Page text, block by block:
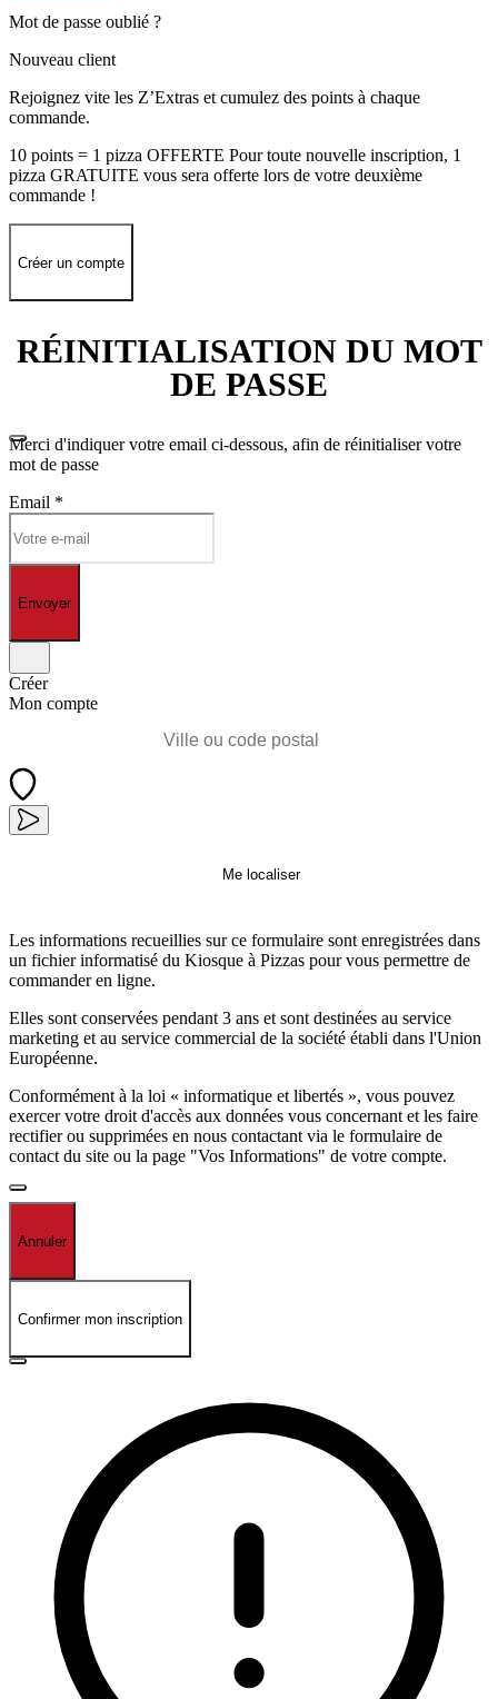
Mot de passe oublié ?
Nouveau client
Rejoignez vite les Z’Extras et cumulez des points à chaque
commande.
10 points = 1 pizza OFFERTE Pour toute nouvelle inscription, 1
pizza GRATUITE vous sera offerte lors de votre deuxième
commande !
Créer un compte
RÉINITIALISATION DU MOT
DE PASSE
Merci d'indiquer votre email ci-dessous, afin de réinitialiser votre
mot de passe
Email *
Envoyer
Créer
Mon compte
Me localiser
Les informations recueillies sur ce formulaire sont enregistrées dans
un fichier informatisé du Kiosque à Pizzas pour vous permettre de
commander en ligne.
Elles sont conservées pendant 3 ans et sont destinées au service
marketing et au service commercial de la société établi dans l'Union
Européenne.
Conformément à la loi « informatique et libertés », vous pouvez
exercer votre droit d'accès aux données vous concernant et les faire
rectifier ou supprimées en nous contactant via le formulaire de
contact du site ou la page "Vos Informations" de votre compte.
Annuler
Confirmer mon inscription